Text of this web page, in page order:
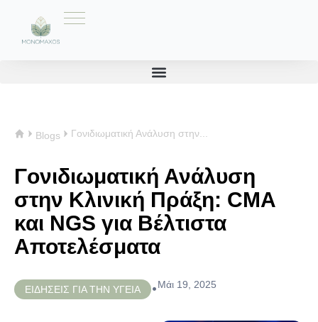
Blogs Γονιδιωματική Ανάλυση στην...
Γονιδιωματική Ανάλυση
στην Κλινική Πράξη: CMA
και NGS για Βέλτιστα
Αποτελέσματα
ΕΙΔΗΣΕΙΣ ΓΙΑ ΤΗΝ ΥΓΕΙΑ •Μάι 19, 2025